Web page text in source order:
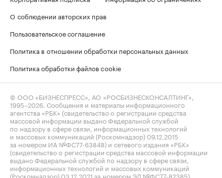
О соблюдении авторских прав
Пользовательское соглашение
Политика в отношении обработки персональных данных
Политика обработки файлов cookie
© ООО «БИЗНЕСПРЕСС», АО «РОСБИЗНЕСКОНСАЛТИНГ»,
1995–2026 . Сообщения и материалы информационного
агентства «РБК» (свидетельство о регистрации средства
массовой информации выдано Федеральной службой
по надзору в сфере связи, информационных технологий
и массовых коммуникаций (Роскомнадзор) 09.12.2015
за номером ИА №ФС77-63848) и сетевого издания «РБК»
(свидетельство о регистрации средства массовой информации
выдано Федеральной службой по надзору в сфере связи,
информационных технологий и массовых коммуникаций
(Роскомнадзор) 03.12.2021 за номером ЭЛ №ФС77-82385)